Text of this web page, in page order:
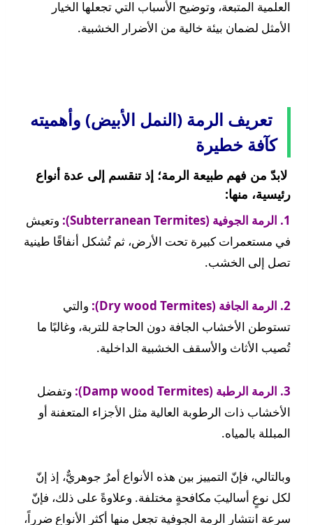
العلمية المتبعة، وتوضيح الأسباب التي تجعلها الخيار
الأمثل لضمان بيئة خالية من الأضرار الخشبية.
تعريف الرمة (النمل الأبيض) وأهميته
كآفة خطيرة
لابدّ من فهم طبيعة الرمة؛ إذ تنقسم إلى عدة أنواع
رئيسية، منها:
1. الرمة الجوفية (Subterranean Termites):
وتعيش
في مستعمرات كبيرة تحت الأرض، ثم تُشكل أنفاقًا طينية
تصل إلى الخشب.
2. الرمة الجافة (Dry wood Termites):
والتي
تستوطن الأخشاب الجافة دون الحاجة للتربة، وغالبًا ما
تُصيب الأثاث والأسقف الخشبية الداخلية.
3. الرمة الرطبة (Damp wood Termites):
وتفضل
الأخشاب ذات الرطوبة العالية مثل الأجزاء المتعفنة أو
المبللة بالمياه.
وبالتالي، فإنّ التمييز بين هذه الأنواع أمرٌ جوهريٌّ، إذ إنّ
لكل نوعٍ أساليبَ مكافحةٍ مختلفة. وعلاوةً على ذلك، فإنّ
سرعة انتشار الرمة الجوفية تجعل منها أكثر الأنواع ضرراً،